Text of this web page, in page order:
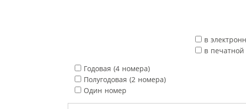
в
в
Годовая (4 номера)
Полугодовая (2 номера)
Один номер